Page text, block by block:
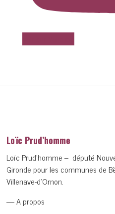
Loïc Prud’homme
Loïc Prud’homme – député
Gironde pour les communes de
Villenave-d’Ornon.
— A propos